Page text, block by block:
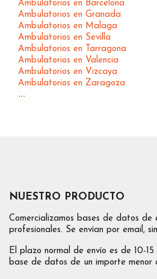
Ambulatorios en Barcelona
Ambulatorios en Granada
Ambulatorios en Malaga
Ambulatorios en Sevilla
Ambulatorios en Tarragona
Ambulatorios en Valencia
Ambulatorios en Vizcaya
Ambulatorios en Zaragoza
...
NUESTRO PRODUCTO
Comercializamos bases de datos de
profesionales. Se envían por email,
El plazo normal de envío es de 10-
base de datos de un importe